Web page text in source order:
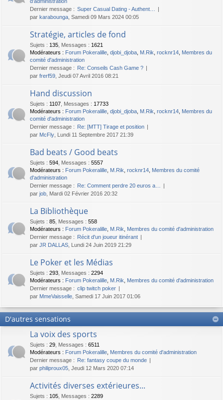
Dernier message : Super Сasual Dating - Authent…
par karabounga , Samedi 09 Mars 2024 00:05
Stratégie, articles de fond
Sujets : 135 Messages : 1621
Modérateurs : Forum Pokeralille djobi_djoba M.Rik rocknr14 Membres du
comité d'administration
Dernier message : Re: Conseils Cash Game ?
par frerf59 , Jeudi 07 Avril 2016 08:21
Hand discussion
Sujets : 1107 Messages : 17733
Modérateurs : Forum Pokeralille djobi_djoba M.Rik rocknr14 Membres du
comité d'administration
Dernier message : Re: [MTT] Tirage et position
par McFly , Lundi 11 Septembre 2017 21:39
Bad beats / Good beats
Sujets : 594 Messages : 5557
Modérateurs : Forum Pokeralille M.Rik rocknr14 Membres du comité
d'administration
Dernier message : Re: Comment perdre 20 euros a…
par job , Mardi 02 Février 2016 20:32
La Bibliothèque
Sujets : 85 Messages : 558
Modérateurs : Forum Pokeralille M.Rik
Membres du comité d'administration
Dernier message : Récit d'un joueur itinérant
par JR DALLAS , Lundi 24 Juin 2019 21:29
Le Poker et les Médias
Sujets : 293 Messages : 2294
Modérateurs : Forum Pokeralille M.Rik
Membres du comité d'administration
Dernier message : clip twitch poker
par MmeVaisselle , Samedi 17 Juin 2017 01:06
D'autres sensations
La voix des sports
Sujets : 29 Messages : 6511
Modérateurs : Forum Pokeralille Membres du comité d'administration
Dernier message : Re: fantasy coupe du monde
par philiproux05 , Jeudi 12 Mars 2020 07:14
Activités diverses extérieures...
Sujets : 105 Messages : 2289